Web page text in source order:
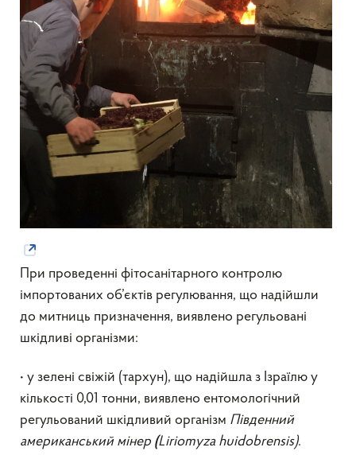
При проведенні фітосанітарного контролю
імпортованих об’єктів регулювання, що надійшли
до митниць призначення, виявлено регульовані
шкідливі організми:
• у зелені свіжій (тархун), що надійшла з Ізраїлю у
кількості 0,01 тонни, виявлено ентомологічний
регульований шкідливий організм Південний
американський мінер (Liriomyza huidobrensis).